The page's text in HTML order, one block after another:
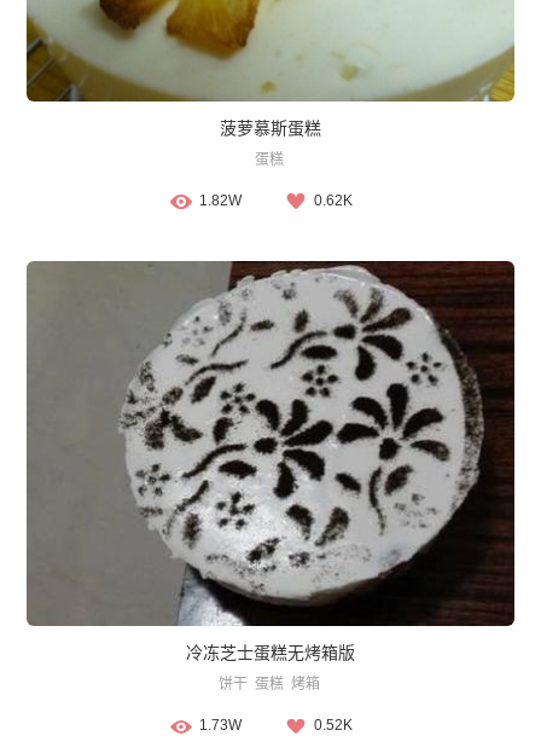
菠萝慕斯蛋糕
蛋糕
1.82W 0.62K
冷冻芝士蛋糕无烤箱版
饼干 蛋糕 烤箱
1.73W 0.52K